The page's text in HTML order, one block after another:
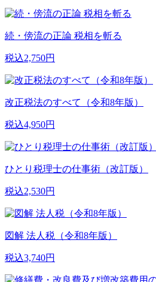
続・傍流の正論 税相を斬る
税込2,750円
改正税法のすべて（令和8年版）
税込4,950円
ひとり税理士の仕事術（改訂版）
税込2,530円
図解 法人税（令和8年版）
税込3,740円